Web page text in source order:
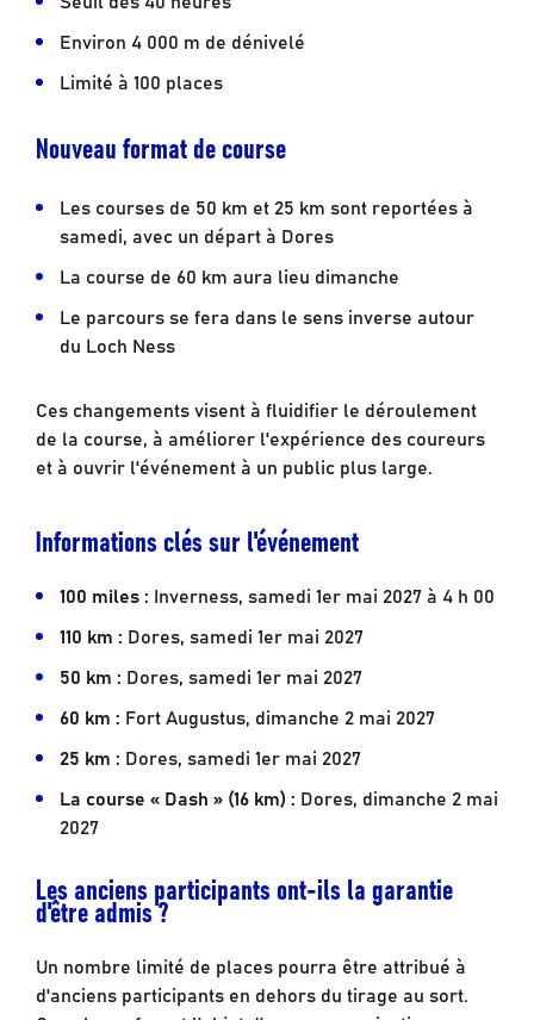
Environ 4 000 m de dénivelé
Limité à 100 places
Nouveau format de course
Les courses de 50 km et 25 km sont reportées à
samedi, avec un départ à Dores
La course de 60 km aura lieu dimanche
Le parcours se fera dans le sens inverse autour
du Loch Ness
Ces changements visent à fluidifier le déroulement
de la course, à améliorer l'expérience des coureurs
et à ouvrir l'événement à un public plus large.
Informations clés sur l'événement
100 miles : Inverness, samedi 1er mai 2027 à 4 h 00
110 km : Dores, samedi 1er mai 2027
50 km : Dores, samedi 1er mai 2027
60 km : Fort Augustus, dimanche 2 mai 2027
25 km : Dores, samedi 1er mai 2027
La course « Dash » (16 km) : Dores, dimanche 2 mai
2027
Les anciens participants ont-ils la garantie
d'être admis ?
Un nombre limité de places pourra être attribué à
d'anciens participants en dehors du tirage au sort.